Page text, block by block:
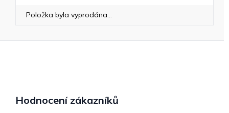
Položka byla vyprodána…
Hodnocení zákazníků